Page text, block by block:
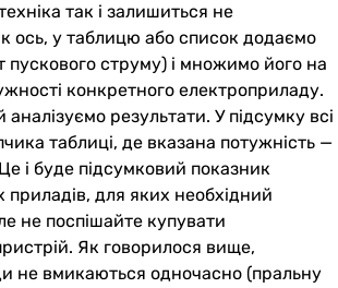
так і залишиться не
ось, у таблицю або список додаємо
пускового струму) і множимо його на
конкретного електроприладу.
результати. У підсумку всі
таблиці, де вказана потужність —
і буде підсумковий показник
приладів, для яких необхідний
не поспішайте купувати
Як говорилося вище,
не вмикаються одночасно (пральну